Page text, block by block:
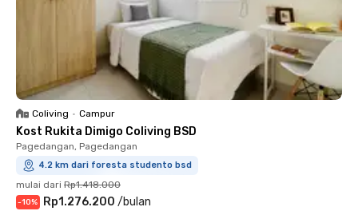
Coliving • Campur
Kost Rukita Dimigo Coliving BSD
Pagedangan, Pagedangan
4.2 km dari foresta studento bsd
mulai dari Rp1.418.000
-10% Rp1.276.200 /bulan